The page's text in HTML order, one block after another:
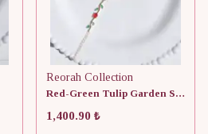
Reorah Collection
Red-Green Tulip Garden Saat
1,400.90 ₺